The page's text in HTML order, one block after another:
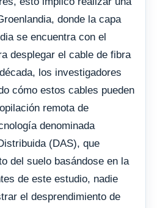
donde la capa
se encuentra con el
desplegar el cable de fibra
los investigadores
cómo estos cables pueden
remota de
denominada
(DAS), que
del suelo basándose en la
de este estudio, nadie
el desprendimiento de